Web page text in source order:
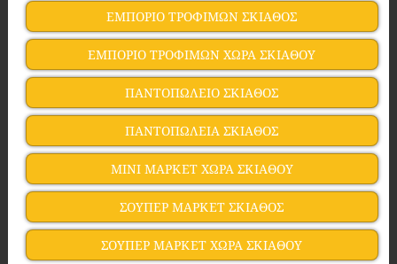
ΕΜΠΟΡΙΟ ΤΡΟΦΙΜΩΝ ΣΚΙΑΘΟΣ
ΕΜΠΟΡΙΟ ΤΡΟΦΙΜΩΝ ΧΩΡΑ ΣΚΙΑΘΟΥ
ΠΑΝΤΟΠΩΛΕΙΟ ΣΚΙΑΘΟΣ
ΠΑΝΤΟΠΩΛΕΙΑ ΣΚΙΑΘΟΣ
ΜΙΝΙ ΜΑΡΚΕΤ ΧΩΡΑ ΣΚΙΑΘΟΥ
ΣΟΥΠΕΡ ΜΑΡΚΕΤ ΣΚΙΑΘΟΣ
ΣΟΥΠΕΡ ΜΑΡΚΕΤ ΧΩΡΑ ΣΚΙΑΘΟΥ